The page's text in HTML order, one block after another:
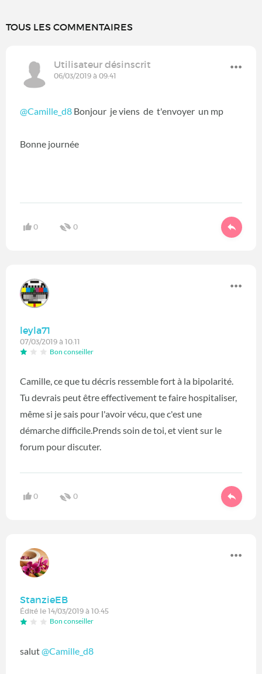
TOUS LES COMMENTAIRES
Utilisateur désinscrit
06/03/2019 à 09:41
@Camille_d8 Bonjour je viens de t'envoyer un mp
Bonne journée
0 0
leyla71
07/03/2019 à 10:11
Bon conseiller
Camille, ce que tu décris ressemble fort à la bipolarité.
Tu devrais peut être effectivement te faire hospitaliser,
même si je sais pour l'avoir vécu, que c'est une
démarche difficile.Prends soin de toi, et vient sur le
forum pour discuter.
0 0
StanzieEB
Édité le 14/03/2019 à 10:45
Bon conseiller
salut@Camille_d8